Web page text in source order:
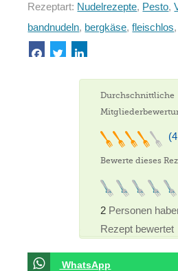
Rezeptart: Nudelrezepte, Pesto,
bandnudeln, bergkäse,fleischlos,
Durchschnittliche
Bewerte dieses
2 Personen
Rezept bewertet
WhatsApp